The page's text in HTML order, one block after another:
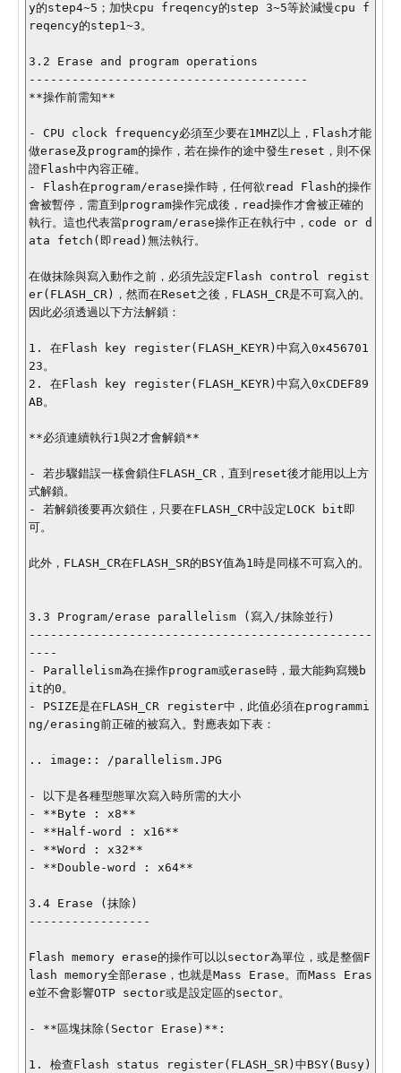
y的step4~5；加快cpu freqency的step 3~5等於減慢cpu f
reqency的step1~3。
3.2 Erase and program operations
---------------------------------------
**操作前需知**
- CPU clock frequency必須至少要在1MHZ以上，Flash才能
做erase及program的操作，若在操作的途中發生reset，則不保
證Flash中內容正確。
- Flash在program/erase操作時，任何欲read Flash的操作
會被暫停，需直到program操作完成後，read操作才會被正確的
執行。這也代表當program/erase操作正在執行中，code or d
ata fetch(即read)無法執行。
在做抹除與寫入動作之前，必須先設定Flash control regist
er(FLASH_CR)，然而在Reset之後，FLASH_CR是不可寫入的。
因此必須透過以下方法解鎖：
1. 在Flash key register(FLASH_KEYR)中寫入0x456701
23。
2. 在Flash key register(FLASH_KEYR)中寫入0xCDEF89
AB。
**必須連續執行1與2才會解鎖**
- 若步驟錯誤一樣會鎖住FLASH_CR，直到reset後才能用以上方
式解鎖。
- 若解鎖後要再次鎖住，只要在FLASH_CR中設定LOCK bit即
可。
此外，FLASH_CR在FLASH_SR的BSY值為1時是同樣不可寫入的。
3.3 Program/erase parallelism (寫入/抹除並行)
------------------------------------------------
----
- Parallelism為在操作program或erase時，最大能夠寫幾b
it的0。
- PSIZE是在FLASH_CR register中，此值必須在programmi
ng/erasing前正確的被寫入。對應表如下表：
.. image:: /parallelism.JPG
- 以下是各種型態單次寫入時所需的大小
- **Byte : x8**
- **Half-word : x16**
- **Word : x32**
- **Double-word : x64**
3.4 Erase (抹除)
-----------------
Flash memory erase的操作可以以sector為單位，或是整個F
lash memory全部erase，也就是Mass Erase。而Mass Eras
e並不會影響OTP sector或是設定區的sector。
- **區塊抹除(Sector Erase)**:
1. 檢查Flash status register(FLASH_SR)中BSY(Busy)